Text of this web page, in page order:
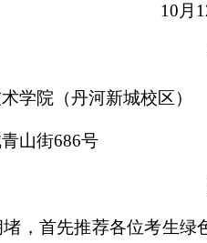
10月
学院（丹河新城校区）
山街686号
，首先推荐各位考生